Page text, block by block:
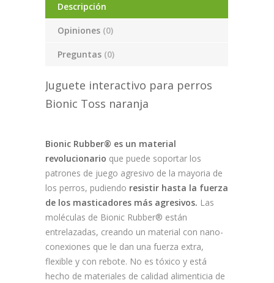
Descripción
Opiniones (0)
Preguntas (0)
Juguete interactivo para perros
Bionic Toss naranja
Bionic Rubber® es un material
revolucionario que puede soportar los
patrones de juego agresivo de la mayoria de
los perros, pudiendo resistir hasta la fuerza
de los masticadores más agresivos. Las
moléculas de Bionic Rubber® están
entrelazadas, creando un material con nano-
conexiones que le dan una fuerza extra,
flexible y con rebote. No es tóxico y está
hecho de materiales de calidad alimenticia de